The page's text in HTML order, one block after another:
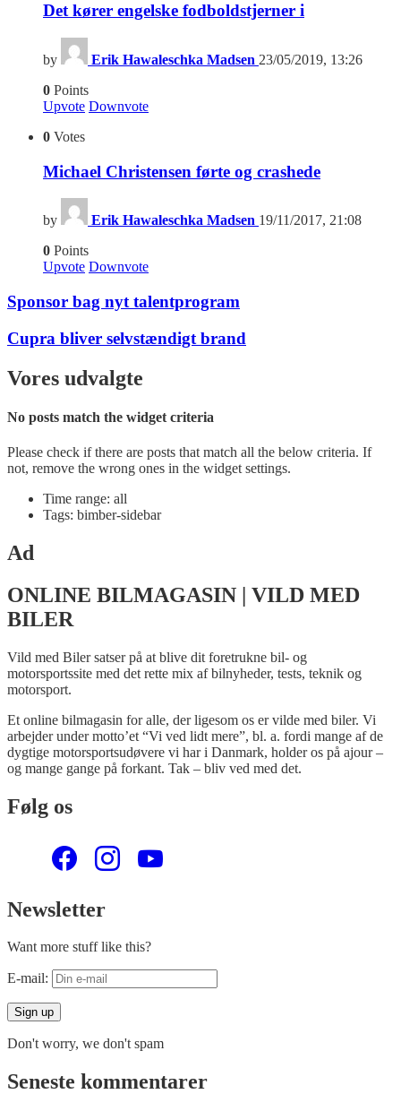
Det kører engelske fodboldstjerner i
by Erik Hawaleschka Madsen 23/05/2019, 13:26
0 Points
Upvote Downvote
0 Votes
Michael Christensen førte og crashede
by Erik Hawaleschka Madsen 19/11/2017, 21:08
0 Points
Upvote Downvote
Sponsor bag nyt talentprogram
Cupra bliver selvstændigt brand
Vores udvalgte
No posts match the widget criteria
Please check if there are posts that match all the below criteria. If
not, remove the wrong ones in the widget settings.
Time range: all
Tags: bimber-sidebar
Ad
ONLINE BILMAGASIN | VILD MED
BILER
Vild med Biler satser på at blive dit foretrukne bil- og
motorsportssite med det rette mix af bilnyheder, tests, teknik og
motorsport.
Et online bilmagasin for alle, der ligesom os er vilde med biler. Vi
arbejder under motto’et “Vi ved lidt mere”, bl. a. fordi mange af de
dygtige motorsportsudøvere vi har i Danmark, holder os på ajour –
og mange gange på forkant. Tak – bliv ved med det.
Følg os
Newsletter
Want more stuff like this?
E-mail:
Don't worry, we don't spam
Seneste kommentarer